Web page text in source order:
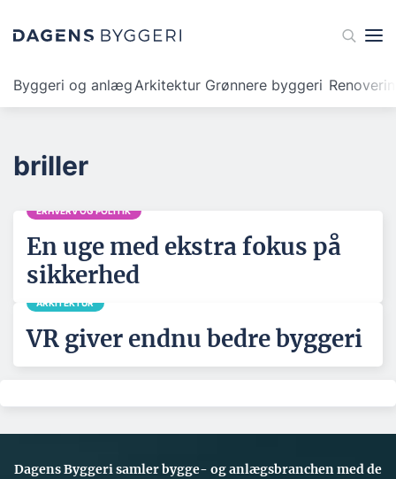
Byggeri og anlægArkitektur Grønnere byggeri
briller
ERHVERV OG POLITIK
En uge med ekstra fokus på
sikkerhed
ARKITEKTUR
VR giver endnu bedre byggeri
Dagens Byggeri samler bygge- og anlægsbranchen med de